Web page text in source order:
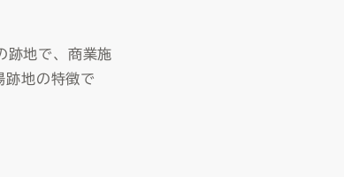
跡地で、商業施
跡地の特徴で